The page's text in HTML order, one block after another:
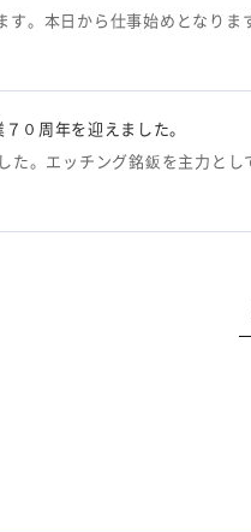
す。本日から仕事始めとなり
０周年を迎えました。
た。エッチング銘鈑を主力と